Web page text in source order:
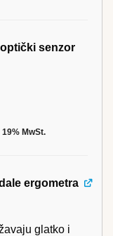
senzor
19% MwSt.
ergometra
glatko i